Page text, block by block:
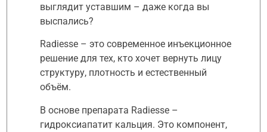
выглядит уставшим – даже когда вы
выспались?
Radiesse – это современное инъекционное
решение для тех, кто хочет вернуть лицу
структуру, плотность и естественный
объём.
В основе препарата Radiesse –
гидроксиапатит кальция. Это компонент,